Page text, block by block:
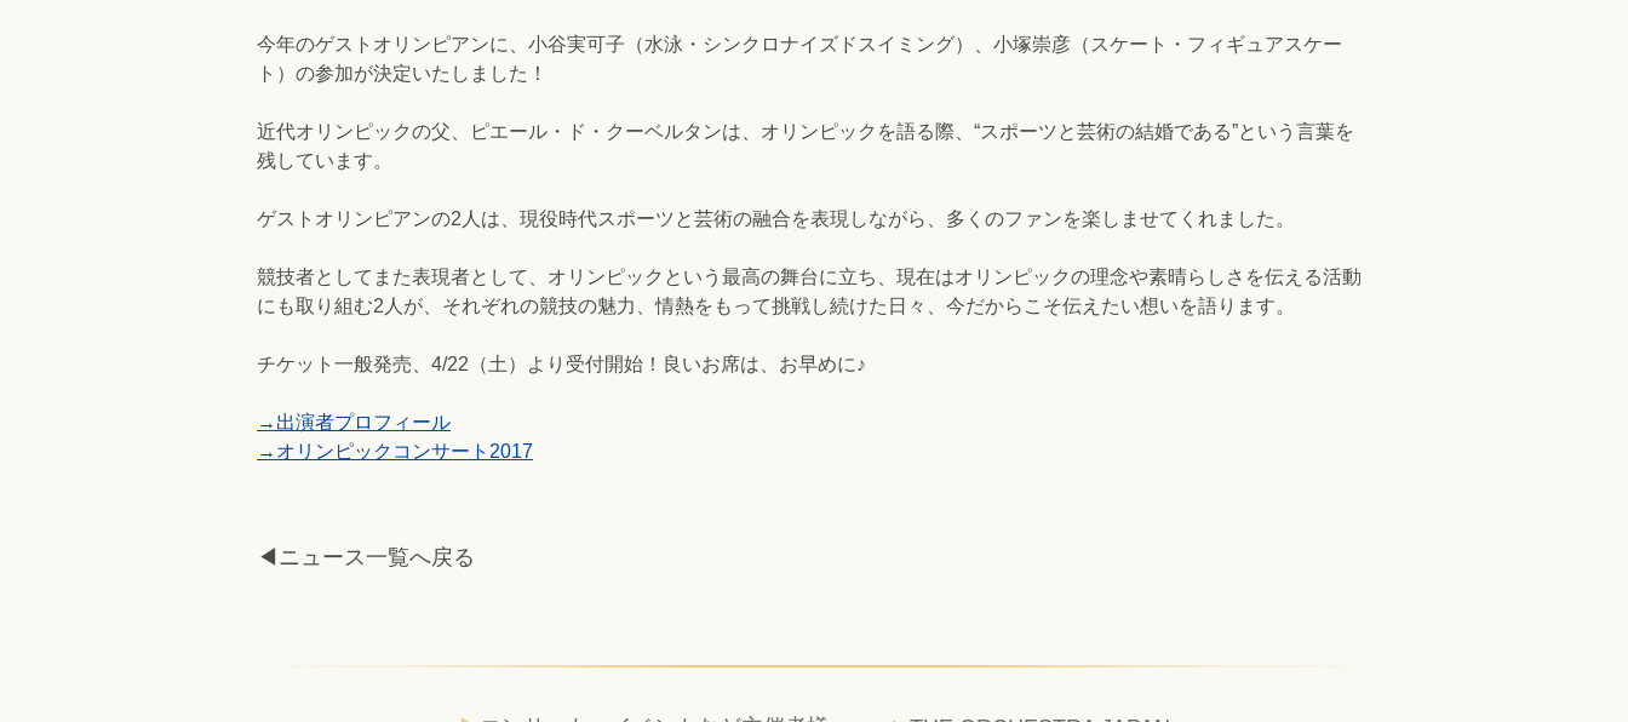
今年のゲストオリンピアンに、小谷実可子（水泳・シンクロナイズドスイミング）、小塚崇彦（スケート・フィギュアスケー
ト）の参加が決定いたしました！
近代オリンピックの父、ピエール・ド・クーベルタンは、オリンピックを語る際、“スポーツと芸術の結婚である”という言葉を
残しています。
ゲストオリンピアンの2人は、現役時代スポーツと芸術の融合を表現しながら、多くのファンを楽しませてくれました。
競技者としてまた表現者として、オリンピックという最高の舞台に立ち、現在はオリンピックの理念や素晴らしさを伝える活動
にも取り組む2人が、それぞれの競技の魅力、情熱をもって挑戦し続けた日々、今だからこそ伝えたい想いを語ります。
チケット一般発売、4/22（土）より受付開始！良いお席は、お早めに♪
→出演者プロフィール
→オリンピックコンサート2017
◀ニュース一覧へ戻る